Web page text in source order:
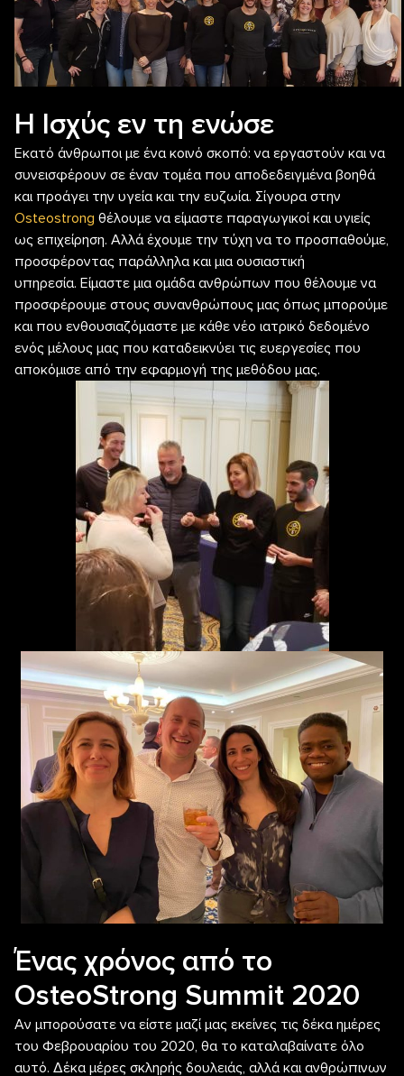
Η Ισχύς εν τη ενώσε
Εκατό άνθρωποι με ένα κοινό σκοπό: να εργαστούν και να
συνεισφέρουν σε έναν τομέα που αποδεδειγμένα βοηθά
και προάγει την υγεία και την ευζωία. Σίγουρα στην
Osteostrong θέλουμε να είμαστε παραγωγικοί και υγιείς
ως επιχείρηση. Αλλά έχουμε την τύχη να το προσπαθούμε,
προσφέροντας παράλληλα και μια ουσιαστική
υπηρεσία. Είμαστε μια ομάδα ανθρώπων που θέλουμε να
προσφέρουμε στους συνανθρώπους μας όπως μπορούμε
και που ενθουσιαζόμαστε με κάθε νέο ιατρικό δεδομένο
ενός μέλους μας που καταδεικνύει τις ευεργεσίες που
αποκόμισε από την εφαρμογή της μεθόδου μας.
Ένας χρόνος από το
OsteoStrong Summit 2020
Αν μπορούσατε να είστε μαζί μας εκείνες τις δέκα ημέρες
του Φεβρουαρίου του 2020, θα το καταλαβαίνατε όλο
αυτό. Δέκα μέρες σκληρής δουλειάς, αλλά και ανθρώπινων